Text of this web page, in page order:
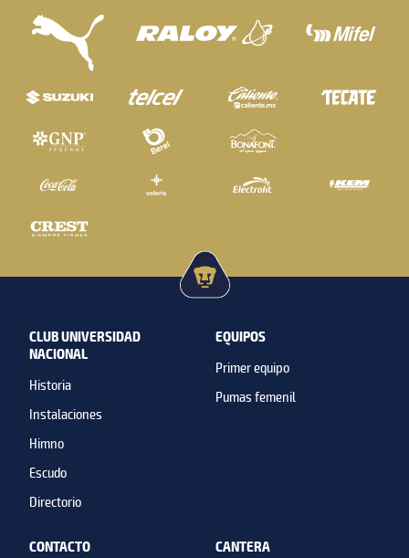
CLUB UNIVERSIDAD
NACIONAL
Historia
Instalaciones
Himno
Escudo
Directorio
EQUIPOS
Primer equipo
Pumas femenil
CONTACTO CANTERA